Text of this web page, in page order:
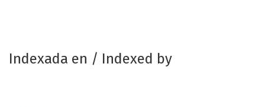
Indexada en / Indexed by